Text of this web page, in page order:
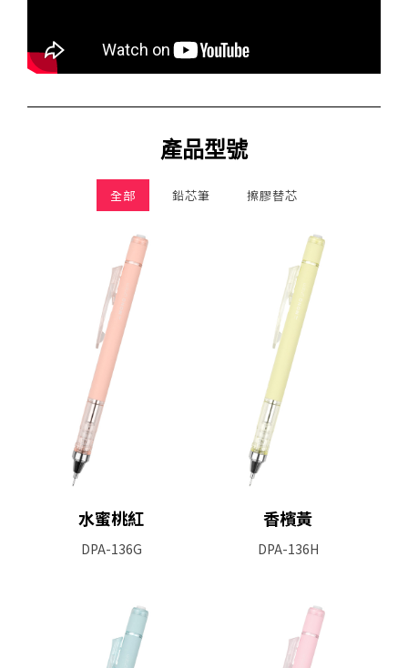
產品型號
全部 鉛芯筆 擦膠替芯
水蜜桃紅
DPA-136G
香檳黃
DPA-136H